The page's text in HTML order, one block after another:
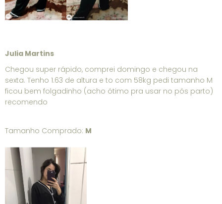
Julia Martins
Chegou super rápido, comprei domingo e chegou na
sexta. Tenho 1.63 de altura e to com 58kg pedi tamanho M
ficou bem folgadinho (acho ótimo pra usar no pós parto)
recomendo
Tamanho Comprado: M